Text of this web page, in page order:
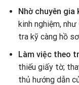
Nhờ chuyên gia
kinh nghiệm, như
tra kỹ càng hồ
Làm việc theo
thiếu giấy tờ;
thủ hướng dẫn